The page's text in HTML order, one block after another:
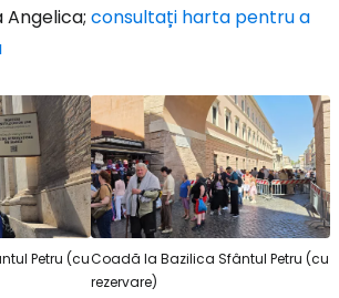
Angelica; consultați harta pentru a
Petru (cuCoadă la Bazilica Sfântul Petru (cu
rezervare)